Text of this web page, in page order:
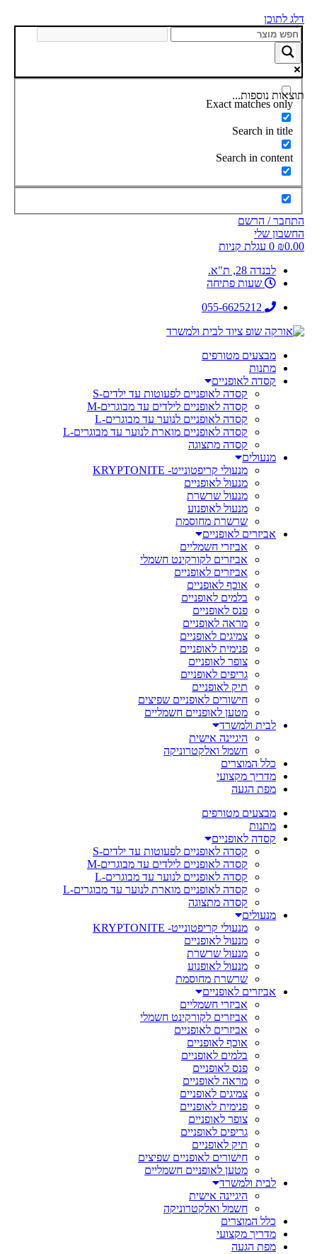
דלג לתוכן
תוצאות נוספות...
Exact matches only
Search in title
Search in content
התחבר / הרשם
החשבון שלי
₪0.00
0 עגלת קניות
לבנדה 28, ת"א.
שעות פתיחה
055-6625212
מבצעים מטורפים
מתנות
קסדה לאופניים
קסדה לאופניים לפעוטות עד ילדים-S
קסדה לאופניים לילדים עד מבוגרים-M
קסדה לאופניים לנוער עד מבוגרים-L
קסדה לאופניים מוארת לנוער עד מבוגרים-L
קסדה מתצוגה
מנעולים
מנעולי קריפטונייט- KRYPTONITE
מנעול לאופניים
מנעול שרשרת
מנעול לאופנוע
שרשרת מחוסמת
אביזרים לאופניים
אביזרי חשמליים
אביזרים לקורקינט חשמלי
אביזרים לאופניים
אוכף לאופניים
בלמים לאופניים
פנס לאופניים
מראה לאופניים
צמיגים לאופניים
פנימית לאופניים
צופר לאופניים
גריפים לאופניים
תיק לאופניים
חישורים לאופניים שפיצים
מטען לאופניים חשמליים
לבית ולמשרד
היגיינה אישית
חשמל ואלקטרוניקה
כלל המוצרים
מדריך מקצועי
מפת הגעה
מבצעים מטורפים
מתנות
קסדה לאופניים
קסדה לאופניים לפעוטות עד ילדים-S
קסדה לאופניים לילדים עד מבוגרים-M
קסדה לאופניים לנוער עד מבוגרים-L
קסדה לאופניים מוארת לנוער עד מבוגרים-L
קסדה מתצוגה
מנעולים
מנעולי קריפטונייט- KRYPTONITE
מנעול לאופניים
מנעול שרשרת
מנעול לאופנוע
שרשרת מחוסמת
אביזרים לאופניים
אביזרי חשמליים
אביזרים לקורקינט חשמלי
אביזרים לאופניים
אוכף לאופניים
בלמים לאופניים
פנס לאופניים
מראה לאופניים
צמיגים לאופניים
פנימית לאופניים
צופר לאופניים
גריפים לאופניים
תיק לאופניים
חישורים לאופניים שפיצים
מטען לאופניים חשמליים
לבית ולמשרד
היגיינה אישית
חשמל ואלקטרוניקה
כלל המוצרים
מדריך מקצועי
מפת הגעה